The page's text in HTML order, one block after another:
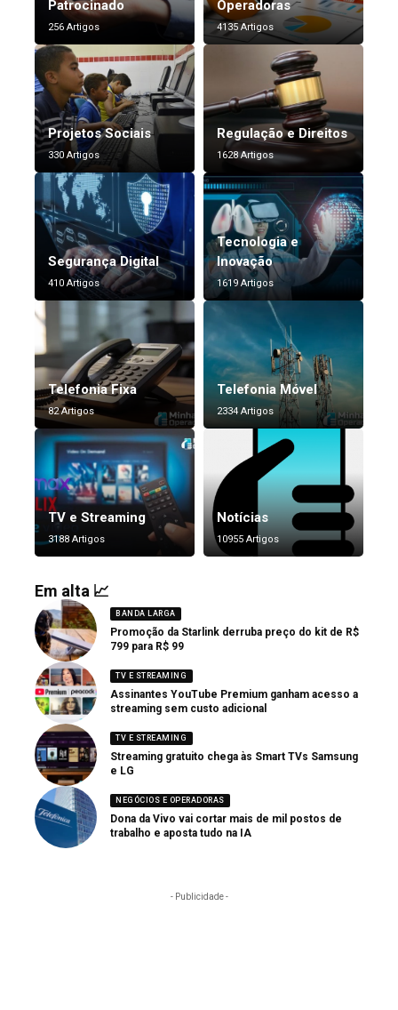
Patrocinado
256 Artigos
Operadoras
4135 Artigos
Projetos Sociais
330 Artigos
Regulação e Direitos
1628 Artigos
Segurança Digital
410 Artigos
Tecnologia e
Inovação
1619 Artigos
Telefonia Fixa
82 Artigos
Telefonia Móvel
2334 Artigos
TV e Streaming
3188 Artigos
Notícias
10955 Artigos
Em alta 📈
BANDA LARGA
Promoção da Starlink derruba preço do kit de R$
799 para R$ 99
TV E STREAMING
Assinantes YouTube Premium ganham acesso a
streaming sem custo adicional
TV E STREAMING
Streaming gratuito chega às Smart TVs Samsung
e LG
NEGÓCIOS E OPERADORAS
Dona da Vivo vai cortar mais de mil postos de
trabalho e aposta tudo na IA
- Publicidade -